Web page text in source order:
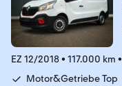
EZ 12/2018• 117.000 km •
Motor&Getriebe Top